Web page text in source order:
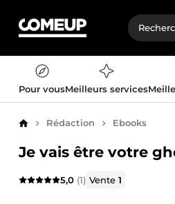
Pour vousMeilleurs services
AccueilRédaction Ebooks
Je vais être votre
5,0 (1) Vente1